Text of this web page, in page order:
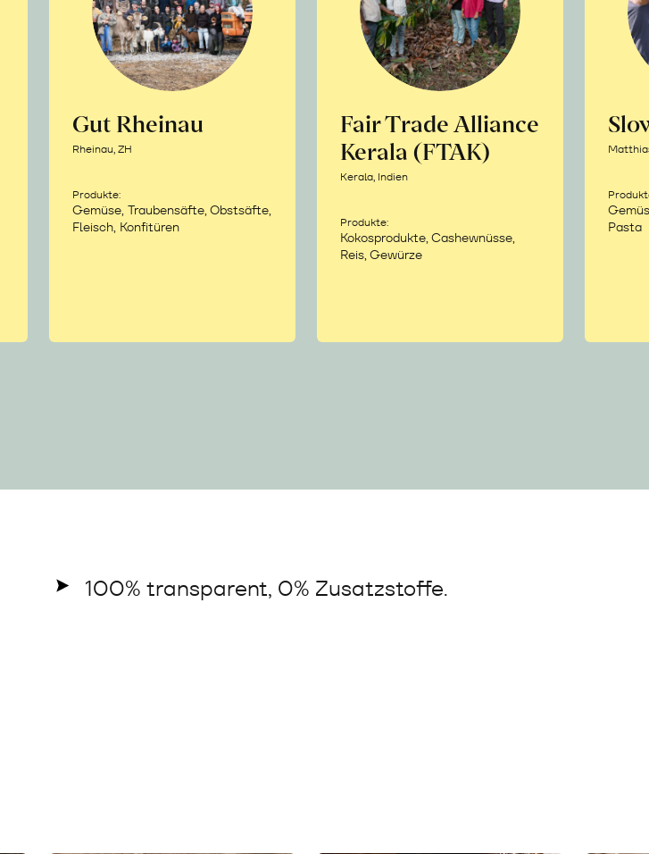
Gut Rheinau
Rheinau, ZH
Produkte:
Gemüse, Traubensäfte, Obstsäfte,
Fleisch, Konfitüren
Fair Trade Alliance
Kerala (FTAK)
Kerala, Indien
Produkte:
Kokosprodukte, Cashewnüsse,
Reis, Gewürze
Pasta
100% transparent, 0% Zusatzstoffe.